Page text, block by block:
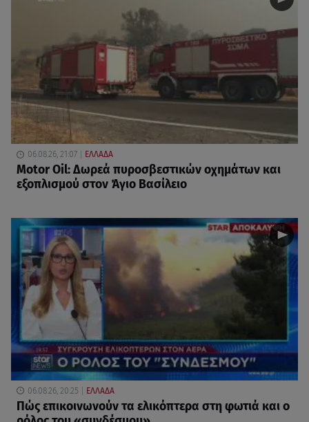
06.08.26, 21:07 ΕΛΛΑΔΑ
Motor Oil: Δωρεά πυροσβεστικών οχημάτων και
εξοπλισμού στον Άγιο Βασίλειο
06.08.26, 20:25 ΕΛΛΑΔΑ
Πώς επικοινωνούν τα ελικόπτερα στη φωτιά και ο